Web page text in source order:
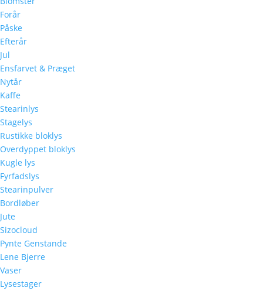
Forår
Påske
Efterår
Jul
Ensfarvet & Præget
Nytår
Kaffe
Stearinlys
Stagelys
Rustikke bloklys
Overdyppet bloklys
Kugle lys
Fyrfadslys
Stearinpulver
Bordløber
Jute
Sizocloud
Pynte Genstande
Lene Bjerre
Vaser
Lysestager